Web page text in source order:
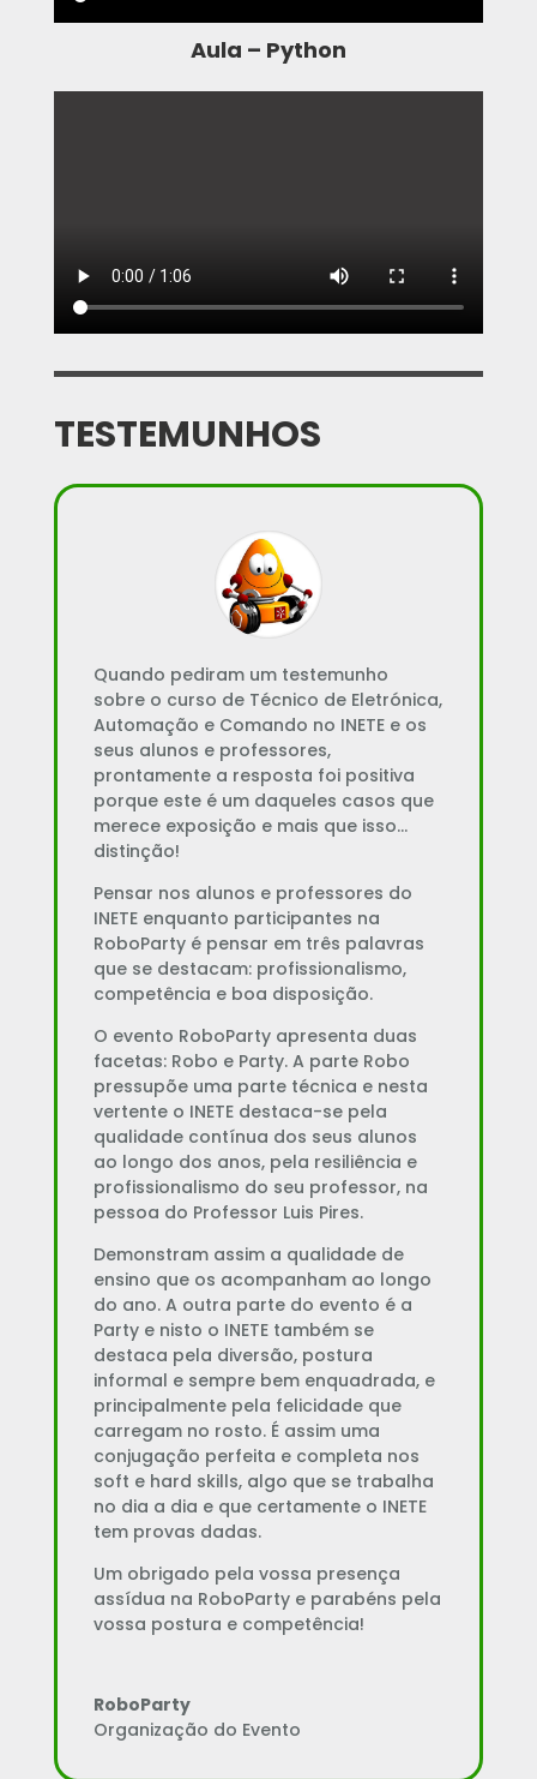
Aula – Python
TESTEMUNHOS
Quando pediram um testemunho
sobre o curso de Técnico de Eletrónica,
Automação e Comando no INETE e os
seus alunos e professores,
prontamente a resposta foi positiva
porque este é um daqueles casos que
merece exposição e mais que isso…
distinção!
Pensar nos alunos e professores do
INETE enquanto participantes na
RoboParty é pensar em três palavras
que se destacam: profissionalismo,
competência e boa disposição.
O evento RoboParty apresenta duas
facetas: Robo e Party. A parte Robo
pressupõe uma parte técnica e nesta
vertente o INETE destaca-se pela
qualidade contínua dos seus alunos
ao longo dos anos, pela resiliência e
profissionalismo do seu professor, na
pessoa do Professor Luis Pires.
Demonstram assim a qualidade de
ensino que os acompanham ao longo
do ano. A outra parte do evento é a
Party e nisto o INETE também se
destaca pela diversão, postura
informal e sempre bem enquadrada, e
principalmente pela felicidade que
carregam no rosto. É assim uma
conjugação perfeita e completa nos
soft e hard skills, algo que se trabalha
no dia a dia e que certamente o INETE
tem provas dadas.
Um obrigado pela vossa presença
assídua na RoboParty e parabéns pela
vossa postura e competência!
RoboParty
Organização do Evento